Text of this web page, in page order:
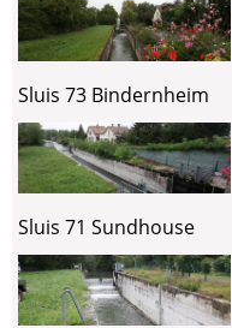
Sluis 73 Bindernheim
Sluis 71 Sundhouse